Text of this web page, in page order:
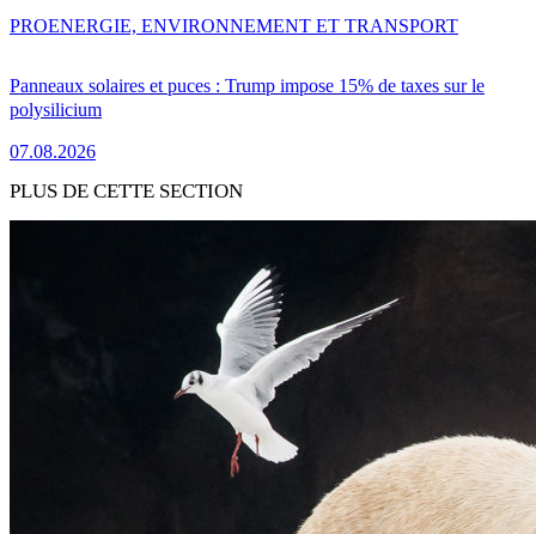
Panneaux solaires et puces : Trump impose 15% de taxes sur le
polysilicium
07.08.2026
PROENERGIE, ENVIRONNEMENT ET TRANSPORT
PLUS DE CETTE SECTION